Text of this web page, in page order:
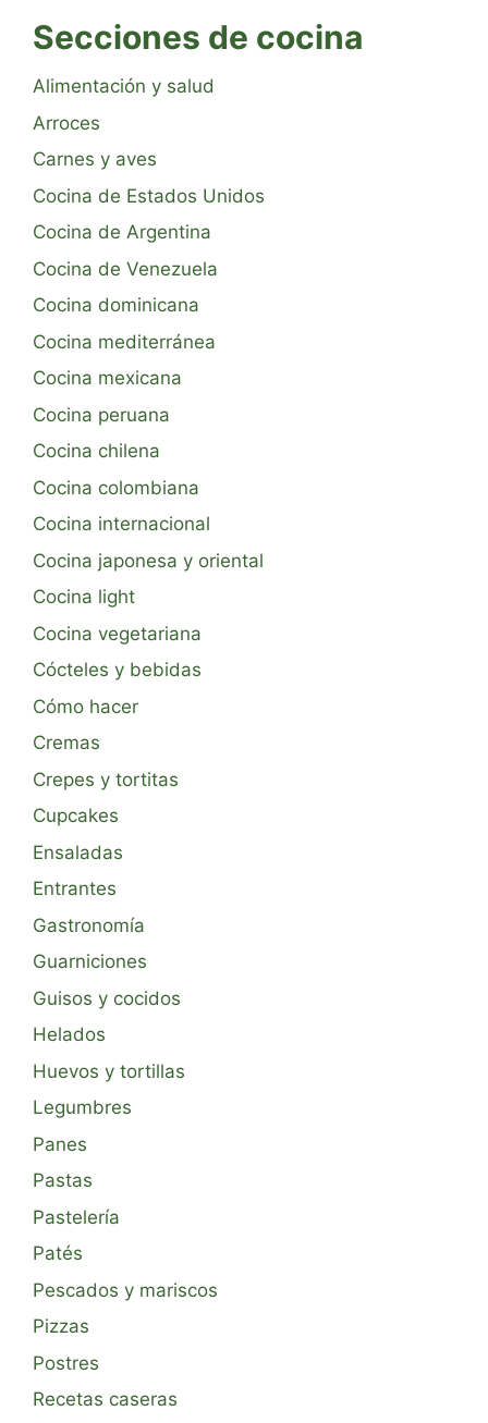
Secciones de cocina
Alimentación y salud
Arroces
Carnes y aves
Cocina de Estados Unidos
Cocina de Argentina
Cocina de Venezuela
Cocina dominicana
Cocina mediterránea
Cocina mexicana
Cocina peruana
Cocina chilena
Cocina colombiana
Cocina internacional
Cocina japonesa y oriental
Cocina light
Cocina vegetariana
Cócteles y bebidas
Cómo hacer
Cremas
Crepes y tortitas
Cupcakes
Ensaladas
Entrantes
Gastronomía
Guarniciones
Guisos y cocidos
Helados
Huevos y tortillas
Legumbres
Panes
Pastas
Pastelería
Patés
Pescados y mariscos
Pizzas
Postres
Recetas caseras